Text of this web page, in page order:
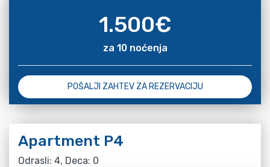
1.500€
za 10 noćenja
POŠALJI ZAHTEV ZA REZERVACIJU
Apartment P4
Odrasli: 4, Deca: 0